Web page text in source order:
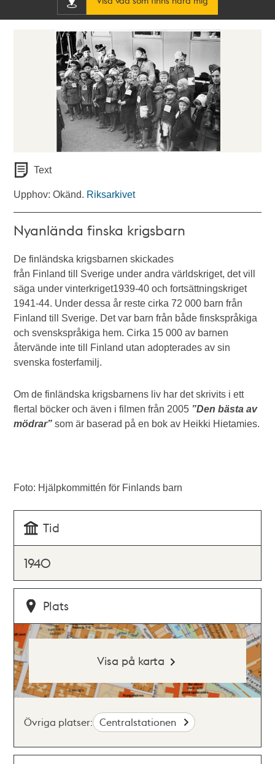
Text
Upphov: Okänd. Riksarkivet
Nyanlända finska krigsbarn
De finländska krigsbarnen skickades
från Finland till Sverige under andra världskriget, det vill
säga under vinterkriget1939-40 och fortsättningskriget
1941-44. Under dessa år reste cirka 72 000 barn från
Finland till Sverige. Det var barn från både finskspråkiga
och svenskspråkiga hem. Cirka 15 000 av barnen
återvände inte till Finland utan adopterades av sin
svenska fosterfamilj.
Om de finländska krigsbarnens liv har det skrivits i ett
flertal böcker och även i filmen från 2005 ”Den bästa av
mödrar” som är baserad på en bok av Heikki Hietamies.
Foto: Hjälpkommittén för Finlands barn
Tid
1940
Plats
Visa på karta
Övriga platser: Centralstationen